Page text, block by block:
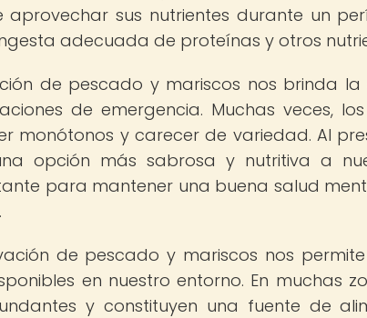
aprovechar sus nutrientes durante un
adecuada de proteínas y otros
de pescado y mariscos nos brinda
de emergencia. Muchas veces,
monótonos y carecer de variedad. Al
opción más sabrosa y nutritiva a
para mantener una buena salud
de pescado y mariscos nos
en nuestro entorno. En muchas
y constituyen una fuente de